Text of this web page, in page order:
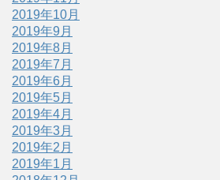
2019年10月
2019年9月
2019年8月
2019年7月
2019年6月
2019年5月
2019年4月
2019年3月
2019年2月
2019年1月